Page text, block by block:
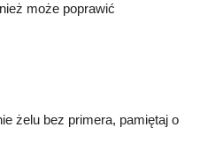
może poprawić
żelu bez primera, pamiętaj o